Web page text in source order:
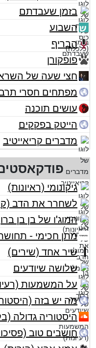
בזמן שעבדתם
השבוע
הבריף
פופקורן
חצי שעה של
מפתחים חסרי
עושים תוכנה
הייטק בפקקים
מדברים קריאייטיב
פודקאסטים
גיקונומי (ראיונות)
לשחרר את הדב
המוג'ו של בן בן ברוך
מתן חכימי - תחושת
שיר אחד (שירים)
שלושה שיודעים
על המשמעות
מה יש בזה
היסטוריה גדולה
חושבים טוב